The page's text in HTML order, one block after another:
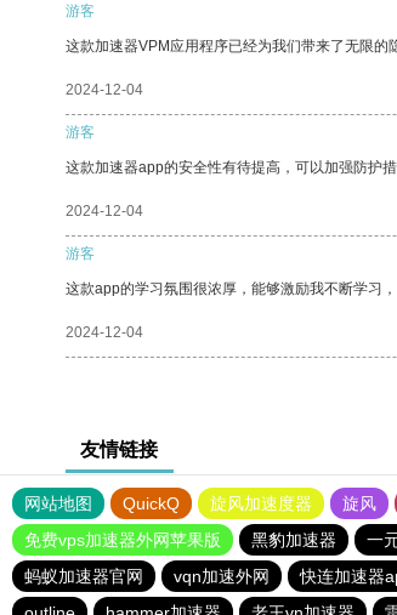
游客
这款加速器VPM应用程序已经为我们带来了无限的
2024-12-04
游客
这款加速器app的安全性有待提高，可以加强防护
2024-12-04
游客
这款app的学习氛围很浓厚，能够激励我不断学习
2024-12-04
友情链接
网站地图 QuickQ 旋风加速度器 旋风
免费vps加速器外网苹果版
黑豹加速器 一
蚂蚁加速器官网
vqn加速外网 快连加速器